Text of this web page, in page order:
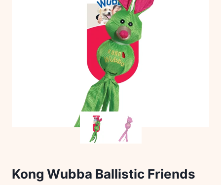
Kong Wubba Ballistic Friends